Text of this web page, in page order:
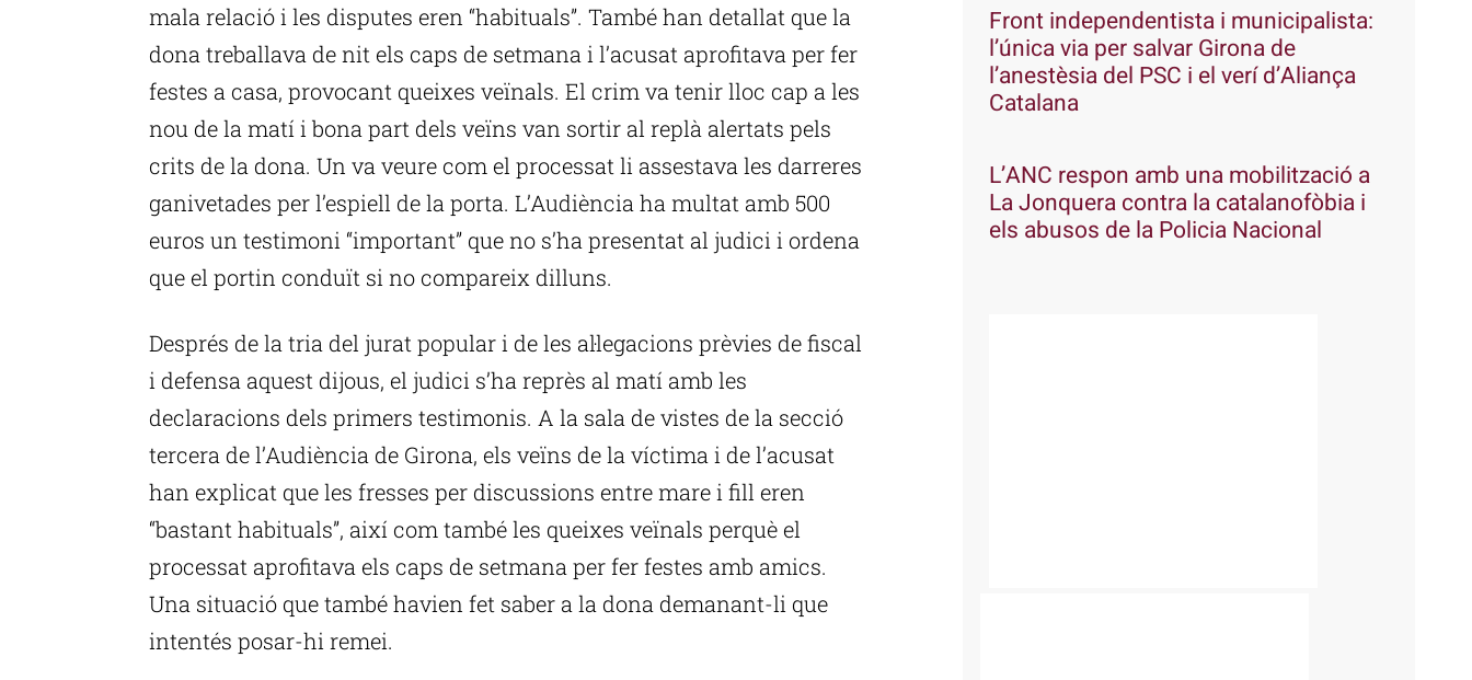
mala relació i les disputes eren “habituals”. També han detallat que la
dona treballava de nit els caps de setmana i l’acusat aprofitava per fer
festes a casa, provocant queixes veïnals. El crim va tenir lloc cap a les
nou de la matí i bona part dels veïns van sortir al replà alertats pels
crits de la dona. Un va veure com el processat li assestava les darreres
ganivetades per l’espiell de la porta. L’Audiència ha multat amb 500
euros un testimoni “important” que no s’ha presentat al judici i ordena
que el portin conduït si no compareix dilluns.
Després de la tria del jurat popular i de les al·legacions prèvies de fiscal
i defensa aquest dijous, el judici s’ha reprès al matí amb les
declaracions dels primers testimonis. A la sala de vistes de la secció
tercera de l’Audiència de Girona, els veïns de la víctima i de l’acusat
han explicat que les fresses per discussions entre mare i fill eren
“bastant habituals”, així com també les queixes veïnals perquè el
processat aprofitava els caps de setmana per fer festes amb amics.
Una situació que també havien fet saber a la dona demanant-li que
intentés posar-hi remei.
Front independentista i municipalista:
l’única via per salvar Girona de
l’anestèsia del PSC i el verí d’Aliança
Catalana
L’ANC respon amb una mobilització a
La Jonquera contra la catalanofòbia i
els abusos de la Policia Nacional